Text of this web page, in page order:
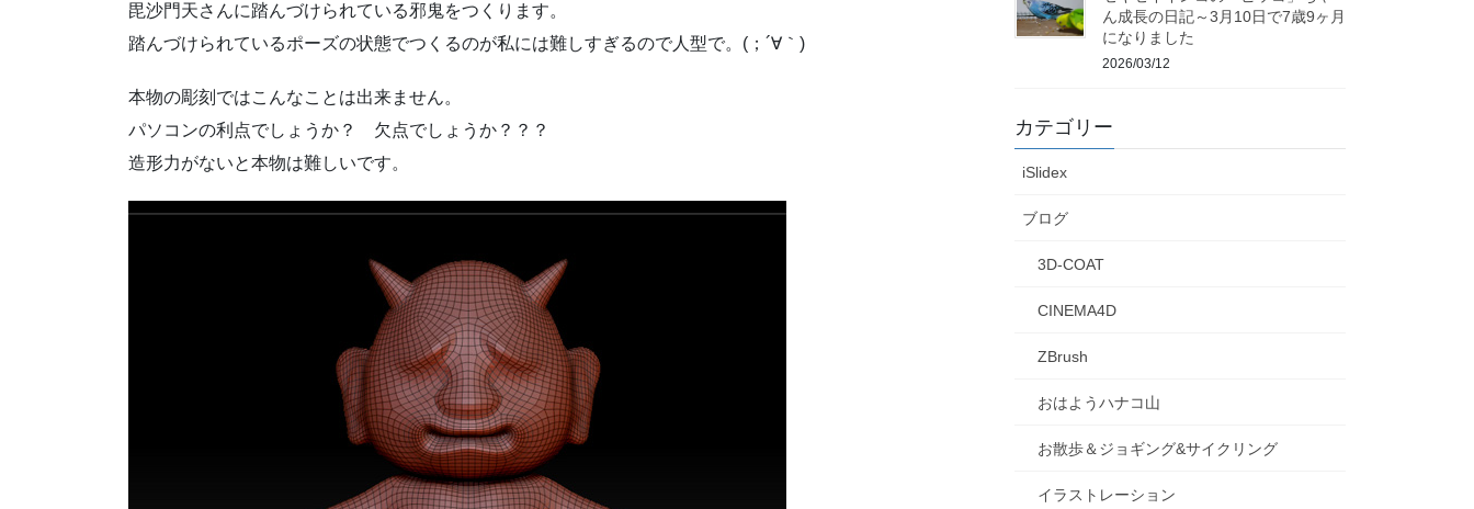
毘沙門天さんに踏んづけられている邪鬼をつくります。
踏んづけられているポーズの状態でつくるのが私には難しすぎるので人型で。(；´∀｀)
本物の彫刻ではこんなことは出来ません。
パソコンの利点でしょうか？ 欠点でしょうか？？？
造形力がないと本物は難しいです。
ん成長の日記～3月10日で7歳9ヶ月
になりました
2026/03/12
カテゴリー
iSlidex
ブログ
3D-COAT
CINEMA4D
ZBrush
おはようハナコ山
お散歩＆ジョギング&サイクリング
イラストレーション